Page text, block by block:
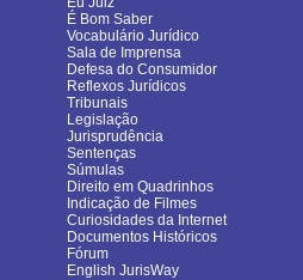
É Bom Saber
Vocabulário Jurídico
Sala de Imprensa
Defesa do Consumidor
Reflexos Jurídicos
Tribunais
Legislação
Jurisprudência
Sentenças
Súmulas
Direito em Quadrinhos
Indicação de Filmes
Curiosidades da Internet
Documentos Históricos
Fórum
English JurisWay